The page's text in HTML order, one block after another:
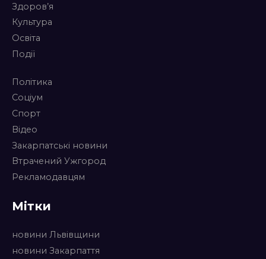
Здоров’я
Культура
Освіта
Події
Політика
Соціум
Спорт
Відео
Закарпатські новини
Втрачений Ужгород
Рекламодавцям
Мітки
новини Львівщини
новини Закарпаття